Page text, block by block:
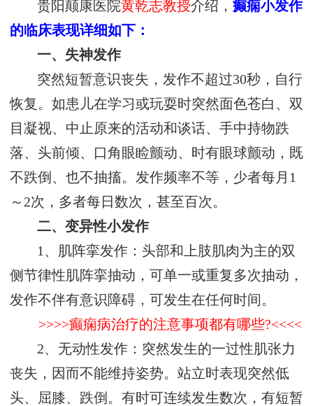
贵阳颠康医院黄乾志教授介绍，癫痫小发作
的临床表现详细如下：
一、失神发作
突然短暂意识丧失，发作不超过30秒，自行
恢复。如患儿在学习或玩耍时突然面色苍白、双
目凝视、中止原来的活动和谈话、手中持物跌
落、头前倾、口角眼睑颤动、时有眼球颤动，既
不跌倒、也不抽搐。发作频率不等，少者每月1
～2次，多者每日数次，甚至百次。
二、变异性小发作
1、肌阵挛发作：头部和上肢肌肉为主的双
侧节律性肌阵挛抽动，可单一或重复多次抽动，
发作不伴有意识障碍，可发生在任何时间。
>>>>癫痫病治疗的注意事项都有哪些?<<<<
2、无动性发作：突然发生的一过性肌张力
丧失，因而不能维持姿势。站立时表现突然低
头、屈膝、跌倒。有时可连续发生数次，有短暂